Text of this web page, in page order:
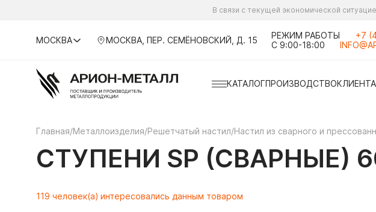
В связи с текущей экономической
МОСКВА МОСКВА, ПЕР. СЕМЁНОВСКИЙ, Д. 15
РЕЖИМ РАБОТЫ
С 9:00-18:00
+7
КАТАЛОГПРОИЗВОДСТВО
Главная/Металлоизделия/Решетчатый настил/Настил из сварного и
СТУПЕНИ SP (СВАРНЫЕ)
119 человек(а) интересовались данным товаром